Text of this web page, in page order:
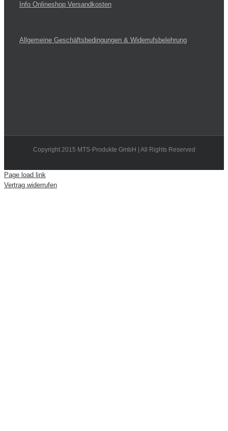
Info Onlineshop Versandkosten
Allgemeine Geschäftsbedingungen & Widerrufsbelehrung
Copyright 2015 MTS-Produkte GmbH | All Rights Reserved
Page load link
Vertrag widerrufen